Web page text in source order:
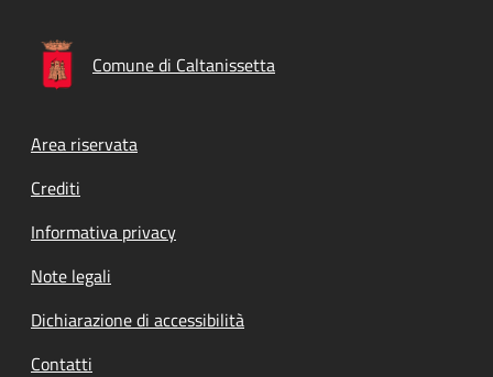
Comune di Caltanissetta
Footer menu
Area riservata
Crediti
Informativa privacy
Note legali
Dichiarazione di accessibilità
Contatti